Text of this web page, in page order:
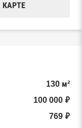
КАРТЕ
130 м²
100 000 ₽
769 ₽